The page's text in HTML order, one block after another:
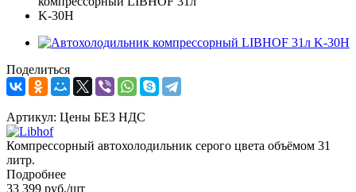
Поделиться
Артикул: Цены БЕЗ НДС
Компрессорный автохолодильник серого цвета объёмом 31
литр.
Подробнее
33 399 руб./шт